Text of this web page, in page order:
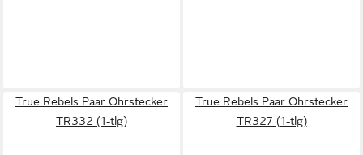
True Rebels Paar Ohrstecker
TR332 (1-tlg)
True Rebels Paar Ohrstecker
TR327 (1-tlg)